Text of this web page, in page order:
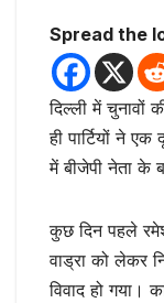
Spread the
दिल्ली में चुनावों
ही पार्टियों ने
में बीजेपी नेता के
कुछ दिन पहले
वाड्रा को लेकर
विवाद हो गया।